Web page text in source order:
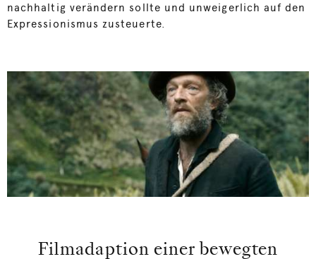
nachhaltig verändern sollte und unweigerlich auf den
Expressionismus zusteuerte.
Filmadaption einer bewegten